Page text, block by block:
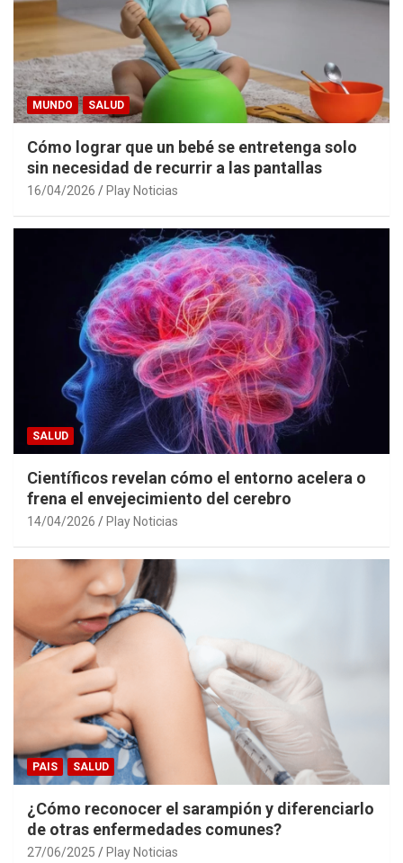
MUNDO SALUD
Cómo lograr que un bebé se entretenga solo
sin necesidad de recurrir a las pantallas
16/04/2026 Play Noticias
SALUD
Científicos revelan cómo el entorno acelera o
frena el envejecimiento del cerebro
14/04/2026 Play Noticias
PAIS SALUD
¿Cómo reconocer el sarampión y diferenciarlo
de otras enfermedades comunes?
27/06/2025 Play Noticias